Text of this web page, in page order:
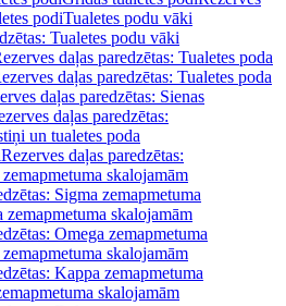
podiTualetes podu vāki
Tualetes podu vāki
daļas paredzētas: Tualetes poda
daļas paredzētas: Tualetes poda
daļas paredzētas: Sienas
daļas paredzētas:
un tualetes poda
Rezerves daļas paredzētas:
skalojamām
Sigma zemapmetuma
zemapmetuma skalojamām
Omega zemapmetuma
skalojamām
Kappa zemapmetuma
skalojamām